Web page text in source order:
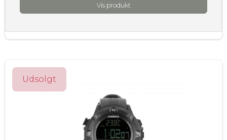
Vis produkt
Udsolgt